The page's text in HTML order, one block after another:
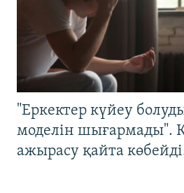
"Еркектер күйеу
моделін шығармады".
ажырасу қайта